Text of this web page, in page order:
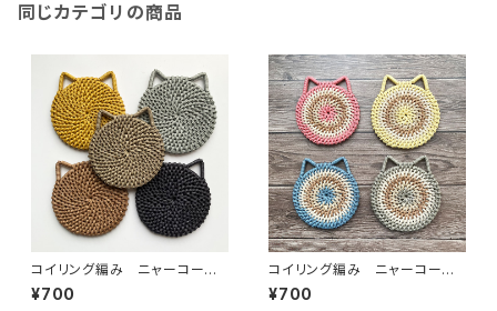
同じカテゴリの商品
コイリング編み ニャーコース
ター(単色)
¥700
コイリング編み ニャーコース
ター 【受注製作品】
¥700